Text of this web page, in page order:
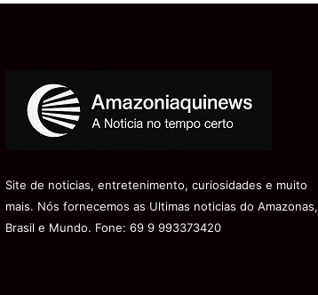
Site de noticias, entretenimento, curiosidades e muito
mais. Nós fornecemos as Ultimas noticias do Amazonas,
Brasil e Mundo. Fone: 69 9 993373420